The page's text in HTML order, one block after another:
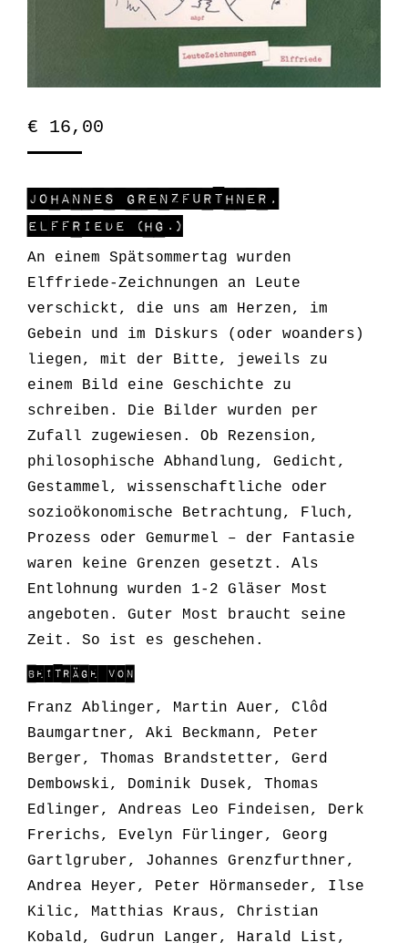
€ 16,00
Johannes Grenzfurthner,
elffriede (Hg.)
An einem Spätsommertag wurden
Elffriede-Zeichnungen an Leute
verschickt, die uns am Herzen, im
Gebein und im Diskurs (oder woanders)
liegen, mit der Bitte, jeweils zu
einem Bild eine Geschichte zu
schreiben. Die Bilder wurden per
Zufall zugewiesen. Ob Rezension,
philosophische Abhandlung, Gedicht,
Gestammel, wissenschaftliche oder
sozioökonomische Betrachtung, Fluch,
Prozess oder Gemurmel – der Fantasie
waren keine Grenzen gesetzt. Als
Entlohnung wurden 1-2 Gläser Most
angeboten. Guter Most braucht seine
Zeit. So ist es geschehen.
BEITRÄGE VON
Franz Ablinger, Martin Auer, Clôd
Baumgartner, Aki Beckmann, Peter
Berger, Thomas Brandstetter, Gerd
Dembowski, Dominik Dusek, Thomas
Edlinger, Andreas Leo Findeisen, Derk
Frerichs, Evelyn Fürlinger, Georg
Gartlgruber, Johannes Grenzfurthner,
Andrea Heyer, Peter Hörmanseder, Ilse
Kilic, Matthias Kraus, Christian
Kobald, Gudrun Langer, Harald List,